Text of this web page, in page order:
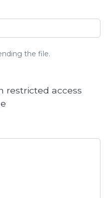
the file.
restricted access